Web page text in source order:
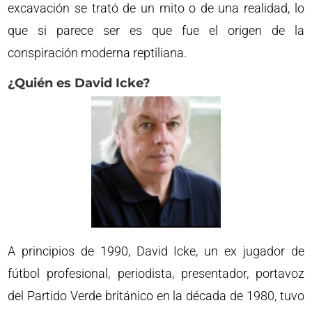
excavación se trató de un mito o de una realidad, lo
que si parece ser es que fue el origen de la
conspiración moderna reptiliana.
¿Quién es David Icke?
A principios de 1990, David Icke, un ex jugador de
fútbol profesional, periodista, presentador, portavoz
del Partido Verde británico en la década de 1980, tuvo